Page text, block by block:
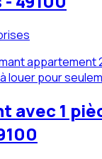
appartement
louer pour
avec 1